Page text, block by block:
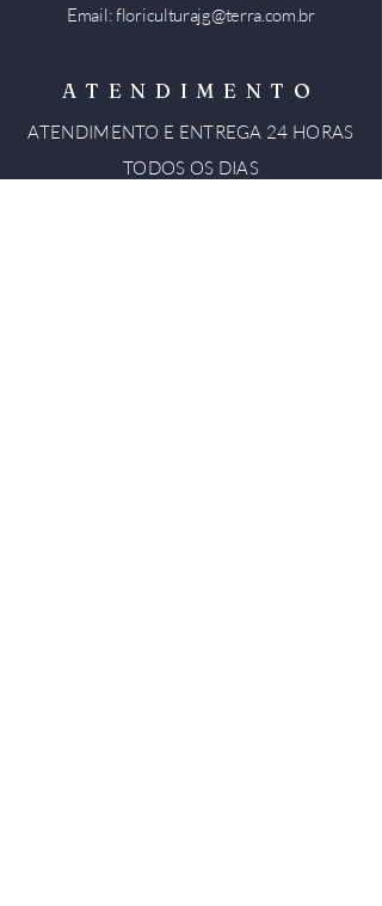
Email:floriculturajg@terra.com.br
ATENDIMENTO
ATENDIMENTO E ENTREGA 24 HORAS
TODOS OS DIAS